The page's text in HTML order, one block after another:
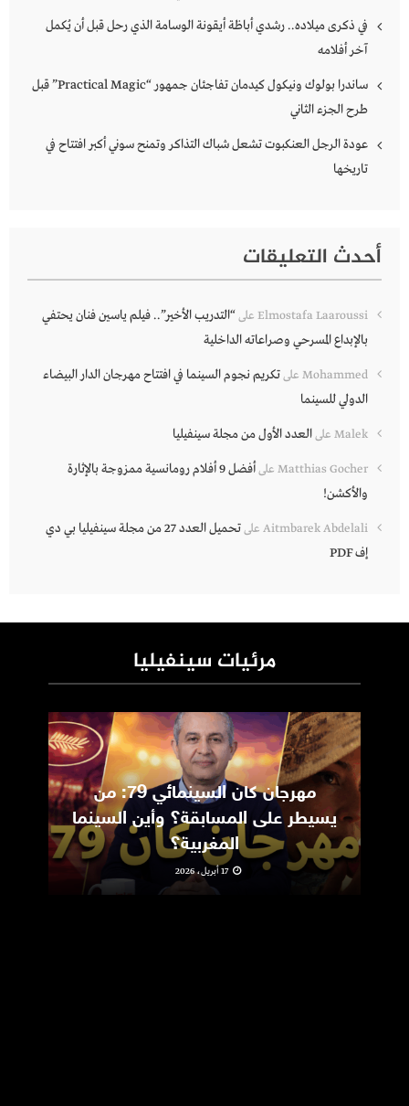
في ذكرى ميلاده.. رشدي أباظة أيقونة الوسامة الذي رحل قبل أن يُكمل
آخر أفلامه
ساندرا بولوك ونيكول كيدمان تفاجئان جمهور “Practical Magic” قبل
طرح الجزء الثاني
عودة الرجل العنكبوت تشعل شباك التذاكر وتمنح سوني أكبر افتتاح في
تاريخها
أحدث التعليقات
Elmostafa Laaroussi على“التدريب الأخير”.. فيلم ياسين فنان يحتفي
بالإبداع المسرحي وصراعاته الداخلية
Mohammed علىتكريم نجوم السينما في افتتاح مهرجان الدار البيضاء
الدولي للسينما
Malek علىالعدد الأول من مجلة سينفيليا
Matthias Gocher على
أفضل 9 أفلام رومانسية ممزوجة بالإثارة
والأكشن!
Aitmbarek Abdelali على
تحميل العدد 27 من مجلة سينفيليا بي دي
إف PDF
مرئيات سينفيليا
مهرجان كان السينمائي 79: من
يسيطر على المسابقة؟ وأين السينما
المغربية؟
17 أبريل، 2026